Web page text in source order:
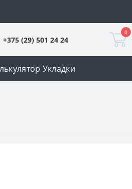
+375 (29) 501 24 24
0
Укладки